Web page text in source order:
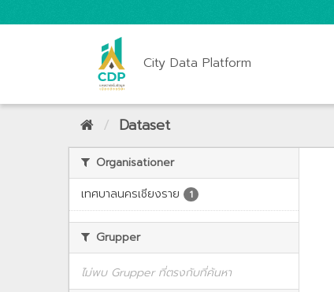
City Data Platform
Dataset
Organisationer
เทศบาลนครเชียงราย
1
Grupper
ไม่พบ Grupper ที่ตรงกับที่ค้นหา